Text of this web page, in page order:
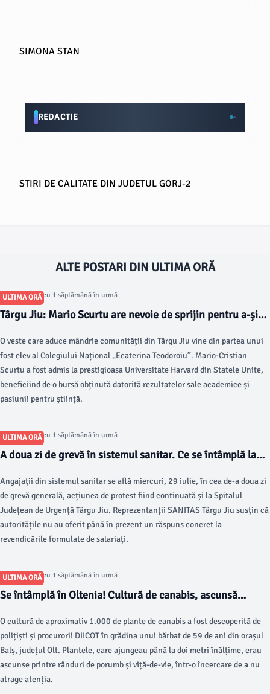
SIMONA STAN
REDACTIE
STIRI DE CALITATE DIN JUDETUL GORJ-2
ALTE POSTARI DIN ULTIMA ORĂ
ULTIMA ORĂ
Articol postat cu 1 săptămână în urmă
Târgu Jiu: Mario Scurtu are nevoie de sprijin pentru a-și
O veste care aduce mândrie comunității din Târgu Jiu vine din partea unui
fost elev al Colegiului Național „Ecaterina Teodoroiu”. Mario-Cristian
Scurtu a fost admis la prestigioasa Universitate Harvard din Statele Unite,
beneficiind de o bursă obținută datorită rezultatelor sale academice și
pasiunii pentru știință.
ULTIMA ORĂ
Articol postat cu 1 săptămână în urmă
A doua zi de grevă în sistemul sanitar. Ce se întâmplă la
Angajații din sistemul sanitar se află miercuri, 29 iulie, în cea de-a doua zi
de grevă generală, acțiunea de protest fiind continuată și la Spitalul
Județean de Urgență Târgu Jiu. Reprezentanții SANITAS Târgu Jiu susțin că
autoritățile nu au oferit până în prezent un răspuns concret la
revendicările formulate de salariați.
ULTIMA ORĂ
Articol postat cu 1 săptămână în urmă
Se întâmplă în Oltenia! Cultură de canabis, ascunsă
O cultură de aproximativ 1.000 de plante de canabis a fost descoperită de
polițiști și procurorii DIICOT în grădina unui bărbat de 59 de ani din orașul
Balș, județul Olt. Plantele, care ajungeau până la doi metri înălțime, erau
ascunse printre rânduri de porumb și viță-de-vie, într-o încercare de a nu
atrage atenția.